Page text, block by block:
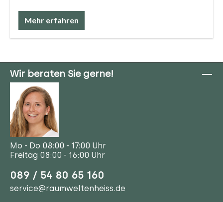
Mehr erfahren
Wir beraten Sie gerne!
Mo - Do 08:00 - 17:00 Uhr
Freitag 08:00 - 16:00 Uhr
089 / 54 80 65 160
service@raumweltenheiss.de